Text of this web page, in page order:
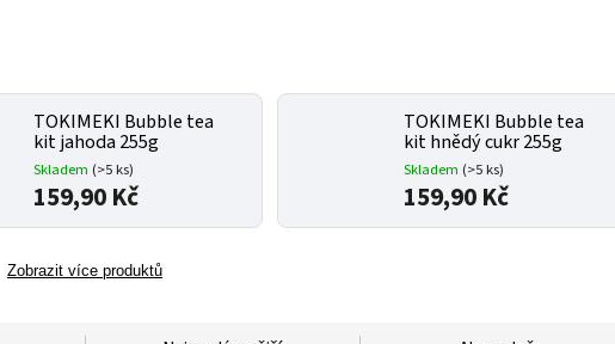
TOKIMEKI Bubble tea
kit jahoda 255g
Skladem (>5 ks)
159,90 Kč
TOKIMEKI Bubble tea
kit hnědý cukr 255g
Skladem (>5 ks)
159,90 Kč
Zobrazit více produktů